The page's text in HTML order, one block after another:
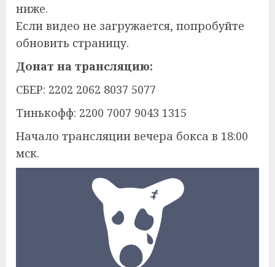
ниже.
Если видео не загружается, попробуйте
обновить страницу.
Донат на трансляцию:
СБЕР: 2202 2062 8037 5077
Тинькофф: 2200 7007 9043 1315
Начало трансляции вечера бокса в 18:00
мск.